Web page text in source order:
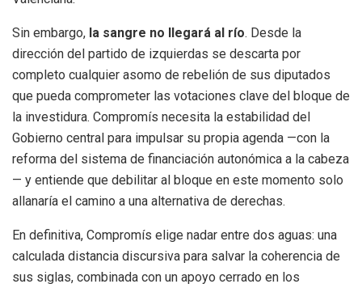
Sin embargo, la sangre no llegará al río. Desde la
dirección del partido de izquierdas se descarta por
completo cualquier asomo de rebelión de sus diputados
que pueda comprometer las votaciones clave del bloque de
la investidura. Compromís necesita la estabilidad del
Gobierno central para impulsar su propia agenda —con la
reforma del sistema de financiación autonómica a la cabeza
— y entiende que debilitar al bloque en este momento solo
allanaría el camino a una alternativa de derechas.
En definitiva, Compromís elige nadar entre dos aguas: una
calculada distancia discursiva para salvar la coherencia de
sus siglas, combinada con un apoyo cerrado en los